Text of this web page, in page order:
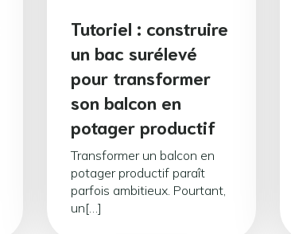
Tutoriel : construire
un bac surélevé
pour transformer
son balcon en
potager productif
Transformer un balcon en
potager productif paraît
parfois ambitieux. Pourtant,
un[…]